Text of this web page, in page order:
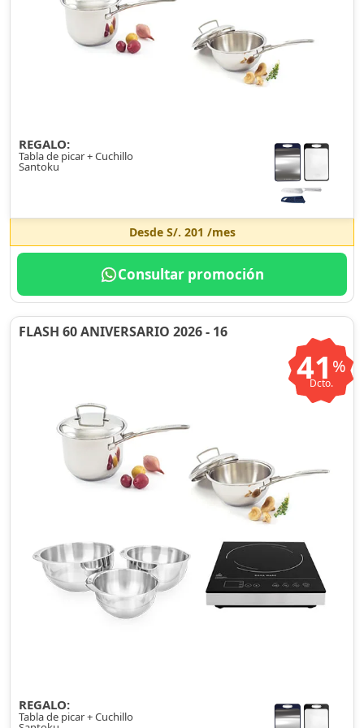
REGALO:
Tabla de picar + Cuchillo
Santoku
Desde S/. 201 /mes
Consultar promoción
FLASH 60 ANIVERSARIO 2026 - 16
41 %
Dcto.
REGALO:
Tabla de picar + Cuchillo